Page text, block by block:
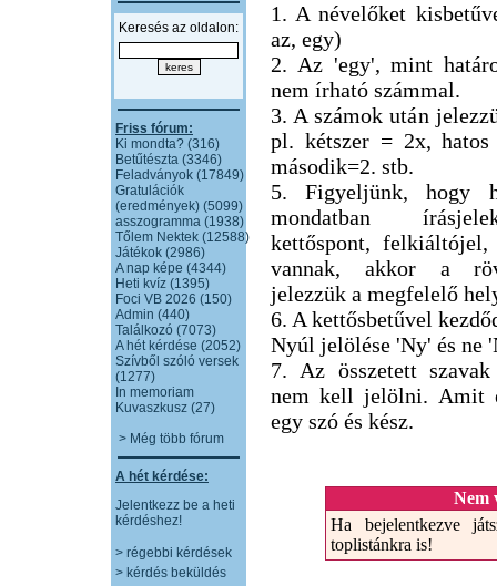
Keresés az oldalon:
Friss fórum:
Ki mondta? (316)
Betűtészta (3346)
Feladványok (17849)
Gratulációk
(eredmények) (5099)
asszogramma (1938)
Tőlem Nektek (12588)
Játékok (2986)
A nap képe (4344)
Heti kvíz (1395)
Foci VB 2026 (150)
Admin (440)
Találkozó (7073)
A hét kérdése (2052)
Szívből szóló versek
(1277)
In memoriam
Kuvaszkusz (27)
> Még több fórum
A hét kérdése:
Jelentkezz be a heti
kérdéshez!
> régebbi kérdések
> kérdés beküldés
1. A névelőket
az, egy)
2. Az 'egy', mint
nem írható számmal.
3. A számok után
pl. kétszer = 2x,
második=2. stb.
5. Figyeljünk, hogy
mondatban
kettőspont,
vannak, akkor a
jelezzük a megfelelő
6. A kettősbetűvel
Nyúl jelölése 'Ny' és ne
7. Az összetett
nem kell jelölni. Amit
egy szó és kész.
Nem
Ha bejelentkezve
toplistánkra is!